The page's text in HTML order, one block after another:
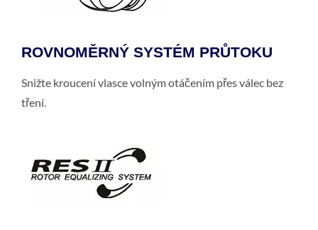
ROVNOMĚRNÝ SYSTÉM PRŮTOKU
Snižte kroucení vlasce volným otáčením přes válec bez
tření.